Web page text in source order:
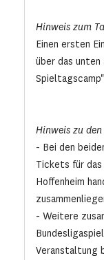
Hinweis zum
Einen ersten
über das
Hinweis zu
- Bei den
Tickets für das
Hoffenheim
- Weitere
Veranstaltung